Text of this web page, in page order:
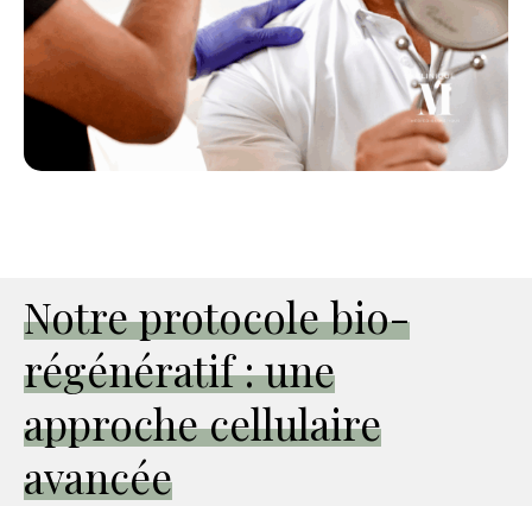
Notre protocole bio-
régénératif : une
approche cellulaire
avancée